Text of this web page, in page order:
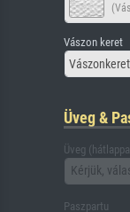
Vászon keret
Üveg &
Üveg
Kérjük,
Paszpartu